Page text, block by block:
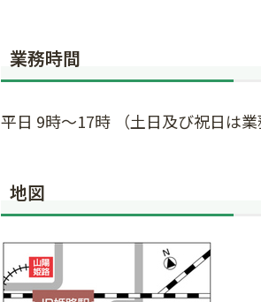
業務時間
平日 9時～17時 （土日及び祝日は業
地図